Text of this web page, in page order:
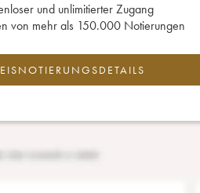
und unlimitierter Zugang
von mehr als 150.000 Notierungen